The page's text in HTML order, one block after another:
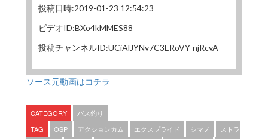
投稿日時:2019-01-23 12:54:23
ビデオID:BXo4kMMES88
投稿チャンネルID:UCiAlJYNv7C3ERoVY-njRcvA
ソース元動画はコチラ
CATEGORY
バス釣り
TAG
OSP アクションカム エクスプライド シマノ
ストラ